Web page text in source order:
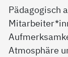
Pädagogisch
Atmosphäre